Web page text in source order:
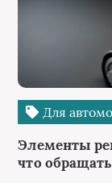
Для
Элементы
что